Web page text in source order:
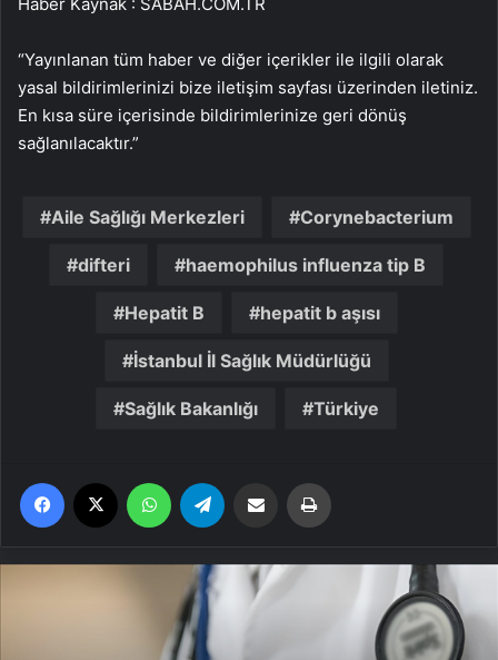
“Yayınlanan tüm haber ve diğer içerikler ile ilgili olarak
yasal bildirimlerinizi bize iletişim sayfası üzerinden iletiniz.
En kısa süre içerisinde bildirimlerinize geri dönüş
sağlanılacaktır.”
Aile Sağlığı Merkezleri Corynebacterium
difteri haemophilus influenza tip B
Hepatit B hepatit b aşısı
İstanbul İl Sağlık Müdürlüğü
Sağlık Bakanlığı Türkiye
Facebook WhatsApp Email'den paylaş